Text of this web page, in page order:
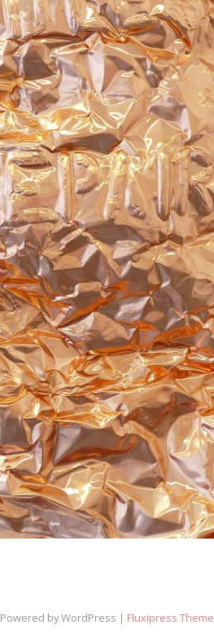
Powered by WordPress | Fluxipress Theme